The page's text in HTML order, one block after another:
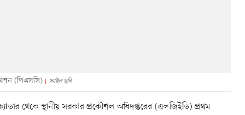
(পিএসসি) ফাইল ছবি
থেকে স্থানীয় সরকার প্রকৌশল অধিদপ্তরের (এলজিইডি) প্রথম